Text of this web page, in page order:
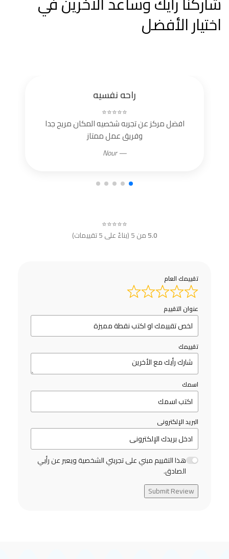
اختيار الأفضل
راحه نفسيه
⭐⭐⭐⭐⭐
افضل مركز عن تجربه شخصيه المكان مريح جدا
وفريق عمل ممتاز
— Nour
⭐⭐⭐⭐⭐
5.0من 5 (بناءً على 5 تقييمات)
تقييمك العام
عنوان التقييم
تقييمك
اسمك
البريد الإلكترونى
هذا التقييم مبني على تجربتي الشخصية ويعبر عن رأيي
الصادق.
Submit Review